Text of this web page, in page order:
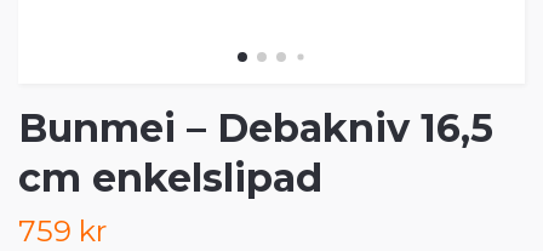
Bunmei – Debakniv 16,5
cm enkelslipad
759 kr